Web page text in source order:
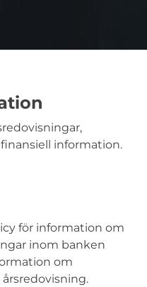
information.
för information om
inom banken
om